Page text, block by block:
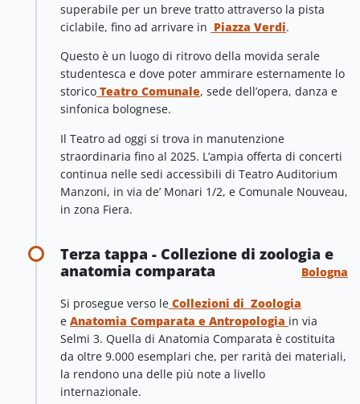
superabile per un breve tratto attraverso la pista
ciclabile, fino ad arrivare in Piazza Verdi.
Questo è un luogo di ritrovo della movida serale
studentesca e dove poter ammirare esternamente lo
storico Teatro Comunale, sede dell’opera, danza e
sinfonica bolognese.
Il Teatro ad oggi si trova in manutenzione
straordinaria fino al 2025. L’ampia offerta di concerti
continua nelle sedi accessibili di Teatro Auditorium
Manzoni, in via de’ Monari 1/2, e Comunale Nouveau,
in zona Fiera.
Terza tappa - Collezione di zoologia e
anatomia comparata
Bologna
Si prosegue verso le Collezioni di Zoologia
e Anatomia Comparata e Antropologia in via
Selmi 3. Quella di Anatomia Comparata è costituita
da oltre 9.000 esemplari che, per rarità dei materiali,
la rendono una delle più note a livello
internazionale.